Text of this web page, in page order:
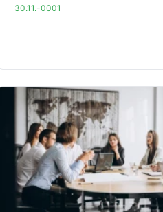
30.11.-0001